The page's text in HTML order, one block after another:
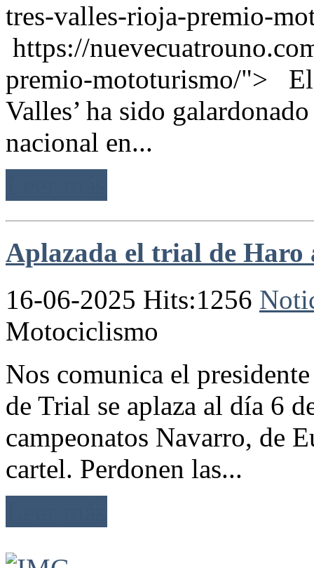
tres-valles-rioja-premio-
https://
premio-mototurismo/"> El
Valles’ ha sido
nacional en...
Aplazada el trial de Haro
16-06-2025 Hits:1256
Motociclismo
Nos comunica el
de Trial se aplaza al día 6
campeonatos Navarro, de
cartel. Perdonen las...